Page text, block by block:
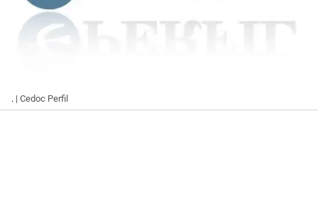
. | Cedoc Perfil